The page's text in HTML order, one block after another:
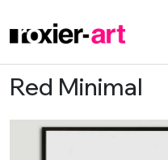
Skip to main content
Red Minimal